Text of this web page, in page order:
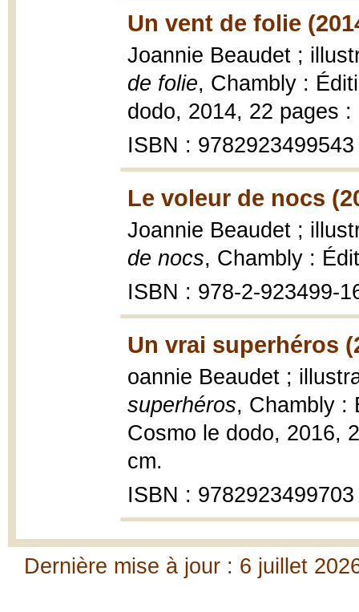
Un vent de folie
Joannie Beaudet ;
de folie, Chambly :
dodo, 2014, 22 pages
ISBN : 9782923499543
Le voleur de nocs
Joannie Beaudet ;
de nocs, Chambly :
ISBN : 978-2-923499-
Un vrai superhéros
oannie Beaudet ;
superhéros, Chambly :
Cosmo le dodo, 2016,
cm.
ISBN : 9782923499703
Dernière mise à jour : 6 juillet